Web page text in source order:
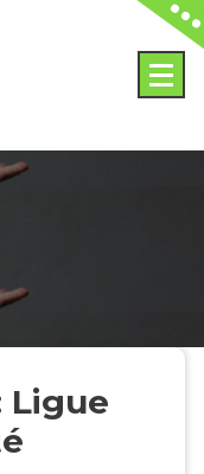
Ligue